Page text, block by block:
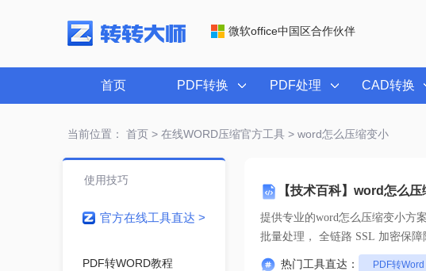
微软office中国区合作伙伴
首页 PDF转换 PDF处理 CAD转换
当前位置： 首页> 在线WORD压缩官方工具> word怎么压缩变小
【技术百科】word怎么压
提供专业的word怎么压缩变小方
批量处理， 全链路 SSL 加
热门工具直达： PDF转Word
使用技巧
官方在线工具直达 >
PDF转WORD教程